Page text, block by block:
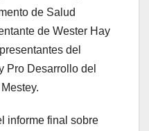
de Salud
de Wester Hay
del
Pro Desarrollo del
informe final sobre